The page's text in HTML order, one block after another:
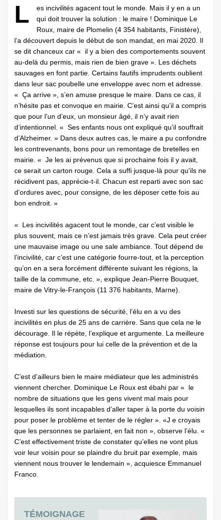
L
es incivilités agacent tout le monde. Mais il y en a un
qui doit trouver la solution : le maire ! Dominique Le
Roux, maire de Plomelin (4 354 habitants, Finistère),
l’a découvert depuis le début de son mandat, en mai 2020. Il
se dit chanceux car « il y a bien des comportements souvent
au-delà du permis, mais rien de bien grave ». Les déchets
sauvages en font partie. Certains fautifs imprudents oublient
dans leur sac poubelle une enveloppe avec nom et adresse.
« Ça arrive », s’en amuse presque le maire. Dans ce cas, il
n’hésite pas et convoque en mairie. C’est ainsi qu’il a compris
que pour l’un d’eux, un monsieur âgé, il n’y avait rien
d’intentionnel. « Ses enfants nous ont expliqué qu’il souffrait
d’Alzheimer. » Dans deux autres cas, le maire a pu confondre
les contrevenants, bons pour un remontage de bretelles en
mairie. « Je les ai prévenus que si prochaine fois il y avait,
ce serait un carton rouge. Cela a suffi jusque-là pour qu’ils ne
récidivent pas, apprécie-t-il. Chacun est reparti avec son sac
d’ordures avec, pour consigne, de les déposer cette fois au
bon endroit. »
« Les incivilités agacent tout le monde, car c’est visible le
plus souvent, mais ce n’est jamais très grave. Cela peut créer
une mauvaise image ou une sale ambiance. Tout dépend de
l’incivilité, car c’est une catégorie fourre-tout, et la perception
qu’on en a sera forcément différente suivant les régions, la
taille de la commune, etc. », explique Jean-Pierre Bouquet,
maire de Vitry-le-François (11 376 habitants, Marne).
Investi sur les questions de sécurité, l’élu en a vu des
incivilités en plus de 25 ans de carrière. Sans que cela ne le
décourage. Il le répète, l’explique et argumente. La meilleure
réponse est toujours pour lui celle de la prévention et de la
médiation.
C’est d’ailleurs bien le maire médiateur que les administrés
viennent chercher. Dominique Le Roux est ébahi par « le
nombre de situations que les gens vivent mal mais pour
lesquelles ils sont incapables d’aller taper à la porte du voisin
pour poser le problème et tenter de le régler ». «J e croyais
que les personnes se parlaient, en fait non », observe l’élu. «
C’est effectivement triste de constater qu’elles ne vont plus
voir leur voisin pour se plaindre du bruit par exemple, mais
viennent nous trouver le lendemain », acquiesce Emmanuel
Franco.
TÉMOIGNAGE